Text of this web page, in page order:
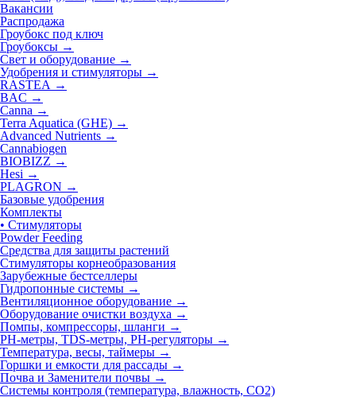
Вакансии
Распродажа
Гроубокс под ключ
Гроубоксы →
Свет и оборудование →
Удобрения и стимуляторы →
RASTEA →
BAC →
Canna →
Terra Aquatica (GHE) →
Advanced Nutrients →
Cannabiogen
BIOBIZZ →
Hesi →
PLAGRON →
Базовые удобрения
Комплекты
• Стимуляторы
Powder Feeding
Средства для защиты растений
Стимуляторы корнеобразования
Зарубежные бестселлеры
Гидропонные системы →
Вентиляционное оборудование →
Оборудование очистки воздуха →
Помпы, компрессоры, шланги →
РН-метры, TDS-метры, РН-регуляторы →
Температура, весы, таймеры →
Горшки и емкости для рассады →
Почва и Заменители почвы →
Системы контроля (температура, влажность, СО2)